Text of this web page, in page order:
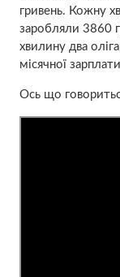
гривень. Кожну
заробляли 3860
хвилину два
місячної
Ось що